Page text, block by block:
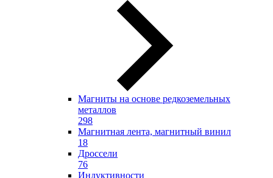
Магниты на основе редкоземельных
металлов
298
Магнитная лента, магнитный винил
18
Дроссели
76
Индуктивности